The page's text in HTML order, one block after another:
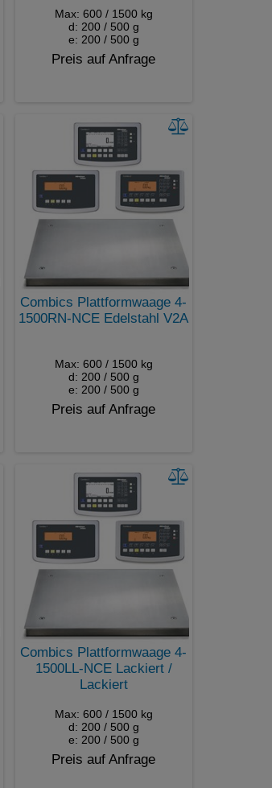
Max: 600 / 1500 kg
d: 200 / 500 g
e: 200 / 500 g
Preis auf Anfrage
Combics Plattformwaage 4-
1500RN-NCE Edelstahl V2A
Max: 600 / 1500 kg
d: 200 / 500 g
e: 200 / 500 g
Preis auf Anfrage
Combics Plattformwaage 4-
1500LL-NCE Lackiert /
Lackiert
Max: 600 / 1500 kg
d: 200 / 500 g
e: 200 / 500 g
Preis auf Anfrage